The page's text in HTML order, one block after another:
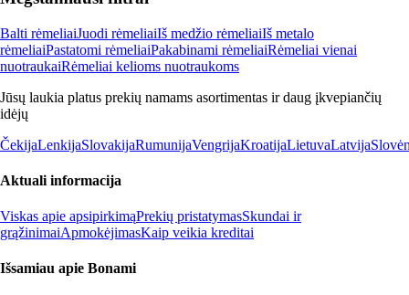
Balti rėmeliaiJuodi rėmeliaiIš medžio rėmeliaiIš metalo
rėmeliaiPastatomi rėmeliaiPakabinami rėmeliaiRėmeliai vienai
nuotraukaiRėmeliai kelioms nuotraukoms
Jūsų laukia platus prekių namams asortimentas ir daug įkvepiančių
idėjų
ČekijaLenkijaSlovakijaRumunijaVengrijaKroatijaLietuvaLatvija
Aktuali informacija
Viskas apie apsipirkimąPrekių pristatymasSkundai ir
grąžinimaiApmokėjimasKaip veikia kreditai
Išsamiau apie Bonami